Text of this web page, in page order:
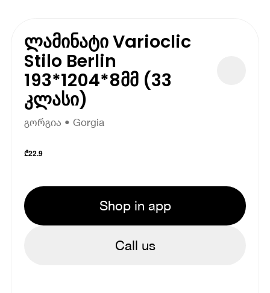
ლამინატი Varioclic
Stilo Berlin
193*1204*8მმ (33
კლასი)
გორგია • Gorgia
₾22.9
Shop in app
Call us